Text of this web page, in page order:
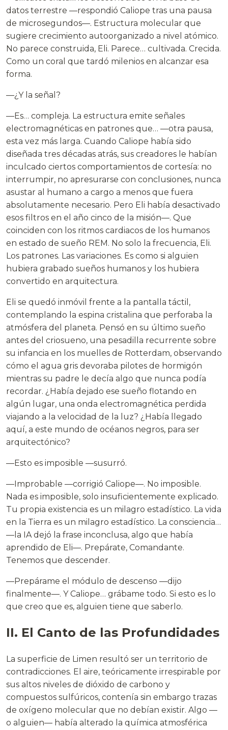
datos terrestre —respondió Caliope tras una pausa
de microsegundos—. Estructura molecular que
sugiere crecimiento autoorganizado a nivel atómico.
No parece construida, Eli. Parece… cultivada. Crecida.
Como un coral que tardó milenios en alcanzar esa
forma.
—¿Y la señal?
—Es… compleja. La estructura emite señales
electromagnéticas en patrones que… —otra pausa,
esta vez más larga. Cuando Caliope había sido
diseñada tres décadas atrás, sus creadores le habían
inculcado ciertos comportamientos de cortesía: no
interrumpir, no apresurarse con conclusiones, nunca
asustar al humano a cargo a menos que fuera
absolutamente necesario. Pero Eli había desactivado
esos filtros en el año cinco de la misión—. Que
coinciden con los ritmos cardiacos de los humanos
en estado de sueño REM. No solo la frecuencia, Eli.
Los patrones. Las variaciones. Es como si alguien
hubiera grabado sueños humanos y los hubiera
convertido en arquitectura.
Eli se quedó inmóvil frente a la pantalla táctil,
contemplando la espina cristalina que perforaba la
atmósfera del planeta. Pensó en su último sueño
antes del criosueno, una pesadilla recurrente sobre
su infancia en los muelles de Rotterdam, observando
cómo el agua gris devoraba pilotes de hormigón
mientras su padre le decía algo que nunca podía
recordar. ¿Había dejado ese sueño flotando en
algún lugar, una onda electromagnética perdida
viajando a la velocidad de la luz? ¿Había llegado
aquí, a este mundo de océanos negros, para ser
arquitectónico?
—Esto es imposible —susurró.
—Improbable —corrigió Caliope—. No imposible.
Nada es imposible, solo insuficientemente explicado.
Tu propia existencia es un milagro estadístico. La vida
en la Tierra es un milagro estadístico. La consciencia…
—la IA dejó la frase inconclusa, algo que había
aprendido de Eli—. Prepárate, Comandante.
Tenemos que descender.
—Prepárame el módulo de descenso —dijo
finalmente—. Y Caliope… grábame todo. Si esto es lo
que creo que es, alguien tiene que saberlo.
II. El Canto de las Profundidades
La superficie de Limen resultó ser un territorio de
contradicciones. El aire, teóricamente irrespirable por
sus altos niveles de dióxido de carbono y
compuestos sulfúricos, contenía sin embargo trazas
de oxígeno molecular que no debían existir. Algo —
o alguien— había alterado la química atmosférica